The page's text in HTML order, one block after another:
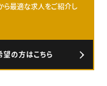
ら最適な求人をご紹介し
の方はこちら